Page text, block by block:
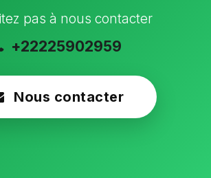
pas à nous contacter
+22225902959
Nous contacter